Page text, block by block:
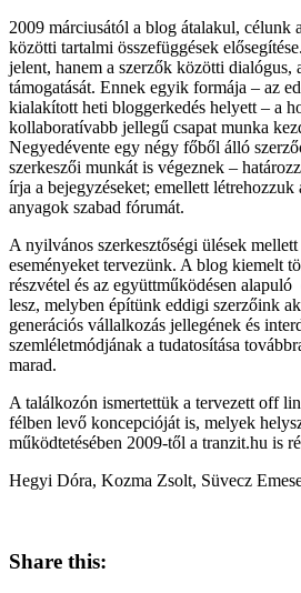
2009 márciusától a blog átalakul, célunk
közötti tartalmi összefüggések
jelent, hanem a szerzők közötti dialógus,
támogatását. Ennek egyik formája – az
kialakított heti bloggerkedés helyett – a
kollaboratívabb jellegű csapat munka
Negyedévente egy négy főből álló
szerkeszői munkát is végeznek –
írja a bejegyzéseket; emellett
anyagok szabad fórumát.
A nyilvános szerkesztőségi ülések
eseményeket tervezünk. A blog kiemelt
részvétel és az együttműködésen alapuló
lesz, melyben építünk eddigi szerzőink
generációs vállalkozás jellegének és
szemléletmódjának a tudatosítása
marad.
A találkozón ismertettük a tervezett off
félben levő koncepcióját is, melyek
működtetésében 2009-től a tranzit.hu is
Hegyi Dóra, Kozma Zsolt, Süvecz
Share this: